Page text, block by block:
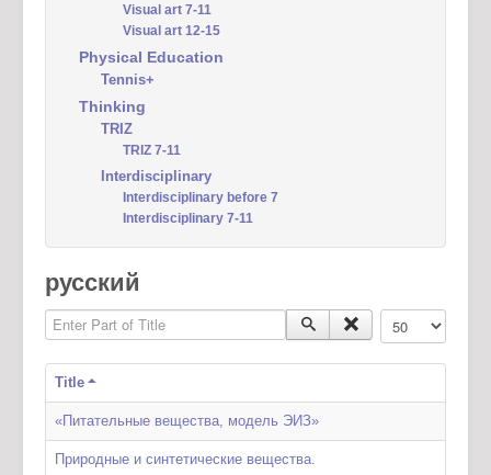
Visual art 7-11
Visual art 12-15
Physical Education
Tennis+
Thinking
TRIZ
TRIZ 7-11
Interdisciplinary
Interdisciplinary before 7
Interdisciplinary 7-11
русский
Enter Part of Title Display #
Title
«Питательные вещества, модель ЭИЗ»
Природные и синтетические вещества.